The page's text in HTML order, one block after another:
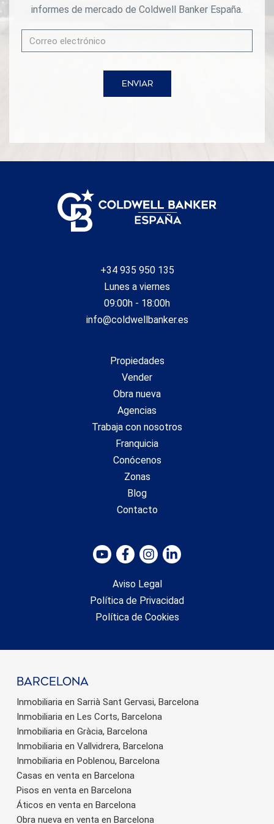
informes de mercado de Coldwell Banker España.
ENVIAR
+34 935 950 135
Lunes a viernes
09:00h - 18:00h
info@coldwellbanker.es
Propiedades
Vender
Obra nueva
Agencias
Trabaja con nosotros
Franquicia
Conócenos
Zonas
Blog
Contacto
Aviso Legal
Política de Privacidad
Política de Cookies
barcelona
Inmobiliaria en Sarrià Sant Gervasi, Barcelona
Inmobiliaria en Les Corts, Barcelona
Inmobiliaria en Gràcia, Barcelona
Inmobiliaria en Vallvidrera, Barcelona
Inmobiliaria en Poblenou, Barcelona
Casas en venta en Barcelona
Pisos en venta en Barcelona
Áticos en venta en Barcelona
Obra nueva en venta en Barcelona